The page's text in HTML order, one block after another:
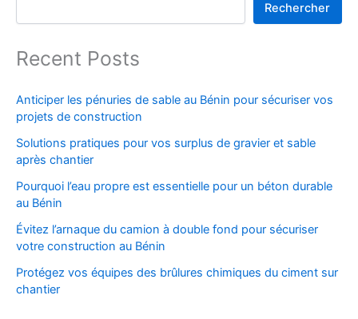
Rechercher
Recent Posts
Anticiper les pénuries de sable au Bénin pour sécuriser vos
projets de construction
Solutions pratiques pour vos surplus de gravier et sable
après chantier
Pourquoi l’eau propre est essentielle pour un béton durable
au Bénin
Évitez l’arnaque du camion à double fond pour sécuriser
votre construction au Bénin
Protégez vos équipes des brûlures chimiques du ciment sur
chantier